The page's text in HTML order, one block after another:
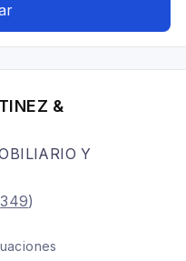
&
Y
349)